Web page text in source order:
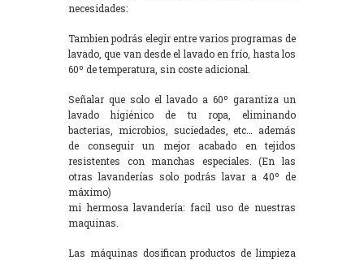
necesidades:
Tambien podrás elegir entre varios programas de
lavado, que van desde el lavado en frío, hasta los
60º de temperatura, sin coste adicional.
Señalar que solo el lavado a 60º garantiza un
lavado higiénico de tu ropa, eliminando
bacterias, microbios, suciedades, etc… además
de conseguir un mejor acabado en tejidos
resistentes con manchas especiales. (En las
otras lavanderías solo podrás lavar a 40º de
máximo)
mi hermosa lavandería: facil uso de nuestras
maquinas.
Las máquinas dosifican productos de limpieza